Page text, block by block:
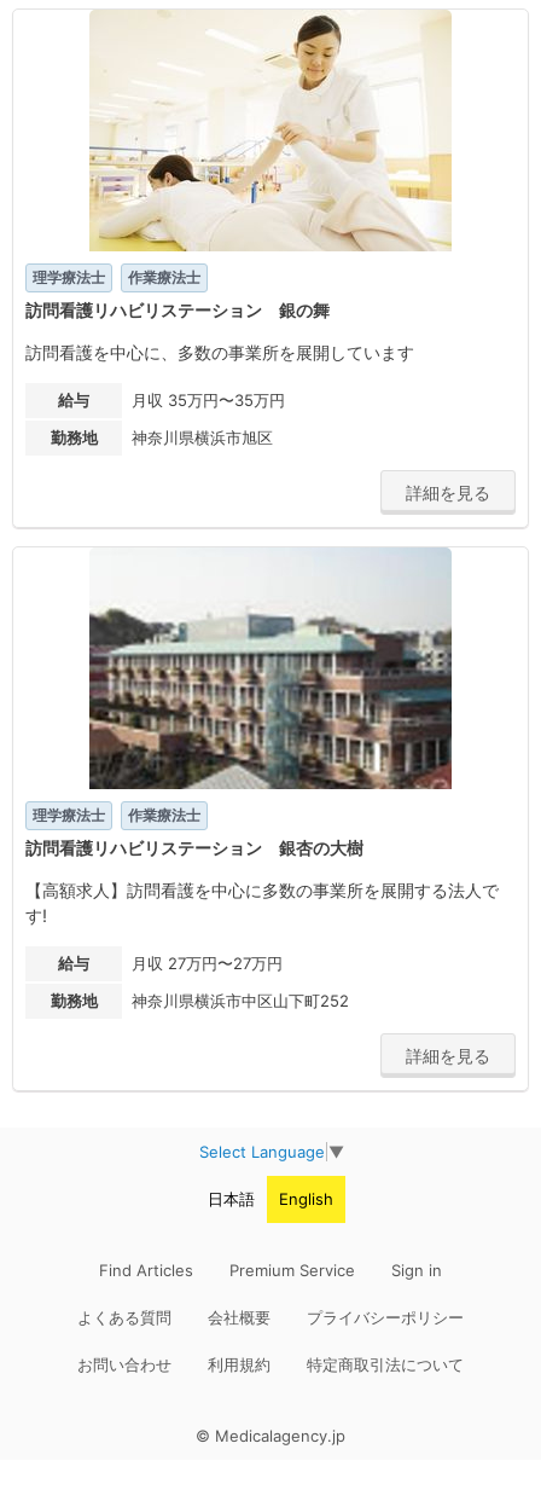
理学療法士 作業療法士
訪問看護リハビリステーション 銀の舞
訪問看護を中心に、多数の事業所を展開しています
給与
月収 35万円〜35万円
勤務地
神奈川県横浜市旭区
詳細を見る
理学療法士 作業療法士
訪問看護リハビリステーション 銀杏の大樹
【高額求人】訪問看護を中心に多数の事業所を展開する法人で
す!
給与
月収 27万円〜27万円
勤務地
神奈川県横浜市中区山下町252
詳細を見る
Select Language ▼
日本語 English
Find Articles Premium Service Sign in
よくある質問 会社概要 プライバシーポリシー
お問い合わせ 利用規約 特定商取引法について
© Medicalagency.jp